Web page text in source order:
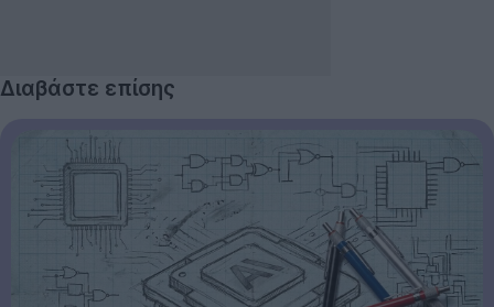
Διαβάστε επίσης